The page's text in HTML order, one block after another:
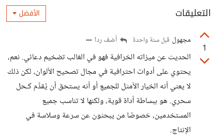
التعليقات الأفضل
1
مجهول قبل سنة واحدة أضف ردا
الحديث عن ميزاته الخرافية فهو في الغالب تضخيم دعائي. نعم،
يحتوي على أدوات احترافية في مجال تصحيح الألوان، لكن ذلك
لا يعني أنه الخيار الأمثل للجميع أو أنه يستحق أن يُقدَّم كـحل
سحري. هو ببساطة أداة قوية، ولكنها لا تناسب جميع
المستخدمين، خصوصًا من يبحثون عن سرعة وسلاسة في
الإنتاج.